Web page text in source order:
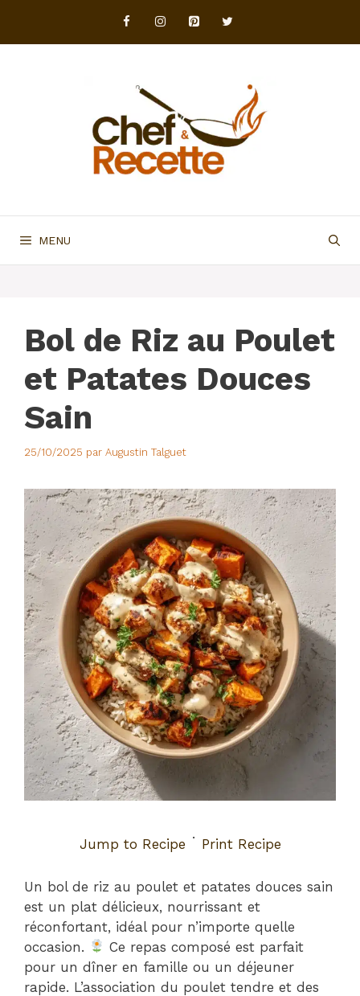
contenu
MENU
Bol de Riz au Poulet
et Patates Douces
Sain
25/10/2025 par Augustin Talguet
Jump to Recipe · Print Recipe
Un bol de riz au poulet et patates douces sain
est un plat délicieux, nourrissant et
réconfortant, idéal pour n’importe quelle
occasion.
Ce repas composé est parfait
pour un dîner en famille ou un déjeuner
rapide. L’association du poulet tendre et des